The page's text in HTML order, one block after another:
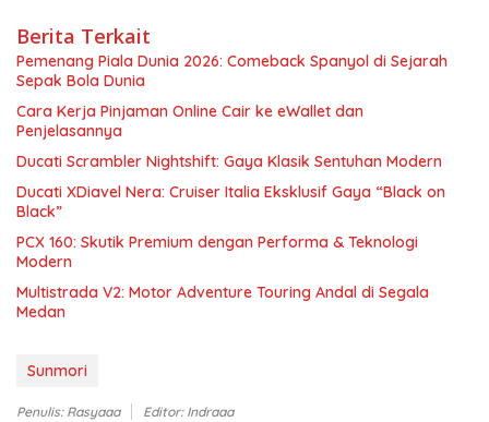
Berita Terkait
Pemenang Piala Dunia 2026: Comeback Spanyol di Sejarah
Sepak Bola Dunia
Cara Kerja Pinjaman Online Cair ke eWallet dan
Penjelasannya
Ducati Scrambler Nightshift: Gaya Klasik Sentuhan Modern
Ducati XDiavel Nera: Cruiser Italia Eksklusif Gaya “Black on
Black”
PCX 160: Skutik Premium dengan Performa & Teknologi
Modern
Multistrada V2: Motor Adventure Touring Andal di Segala
Medan
Sunmori
Penulis: Rasyaaa Editor: Indraaa